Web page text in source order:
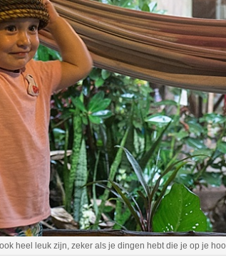
heel leuk zijn, zeker als je dingen hebt die je op je